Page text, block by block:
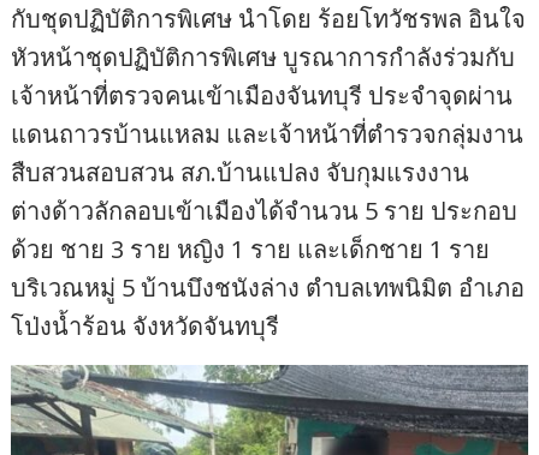
กับชุดปฏิบัติการพิเศษ นำโดย ร้อยโทวัชรพล อินใจ
หัวหน้าชุดปฏิบัติการพิเศษ บูรณาการกำลังร่วมกับ
เจ้าหน้าที่ตรวจคนเข้าเมืองจันทบุรี ประจำจุดผ่าน
แดนถาวรบ้านแหลม และเจ้าหน้าที่ตำรวจกลุ่มงาน
สืบสวนสอบสวน สภ.บ้านแปลง จับกุมแรงงาน
ต่างด้าวลักลอบเข้าเมืองได้จำนวน 5 ราย ประกอบ
ด้วย ชาย 3 ราย หญิง 1 ราย และเด็กชาย 1 ราย
บริเวณหมู่ 5 บ้านบึงชนังล่าง ตำบลเทพนิมิต อำเภอ
โป่งน้ำร้อน จังหวัดจันทบุรี